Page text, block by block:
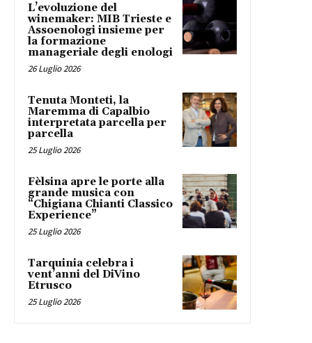
L’evoluzione del
winemaker: MIB Trieste e
Assoenologi insieme per
la formazione
manageriale degli enologi
26 Luglio 2026
Tenuta Monteti, la
Maremma di Capalbio
interpretata parcella per
parcella
25 Luglio 2026
Fèlsina apre le porte alla
grande musica con
“Chigiana Chianti Classico
Experience”
25 Luglio 2026
Tarquinia celebra i
vent’anni del DiVino
Etrusco
25 Luglio 2026